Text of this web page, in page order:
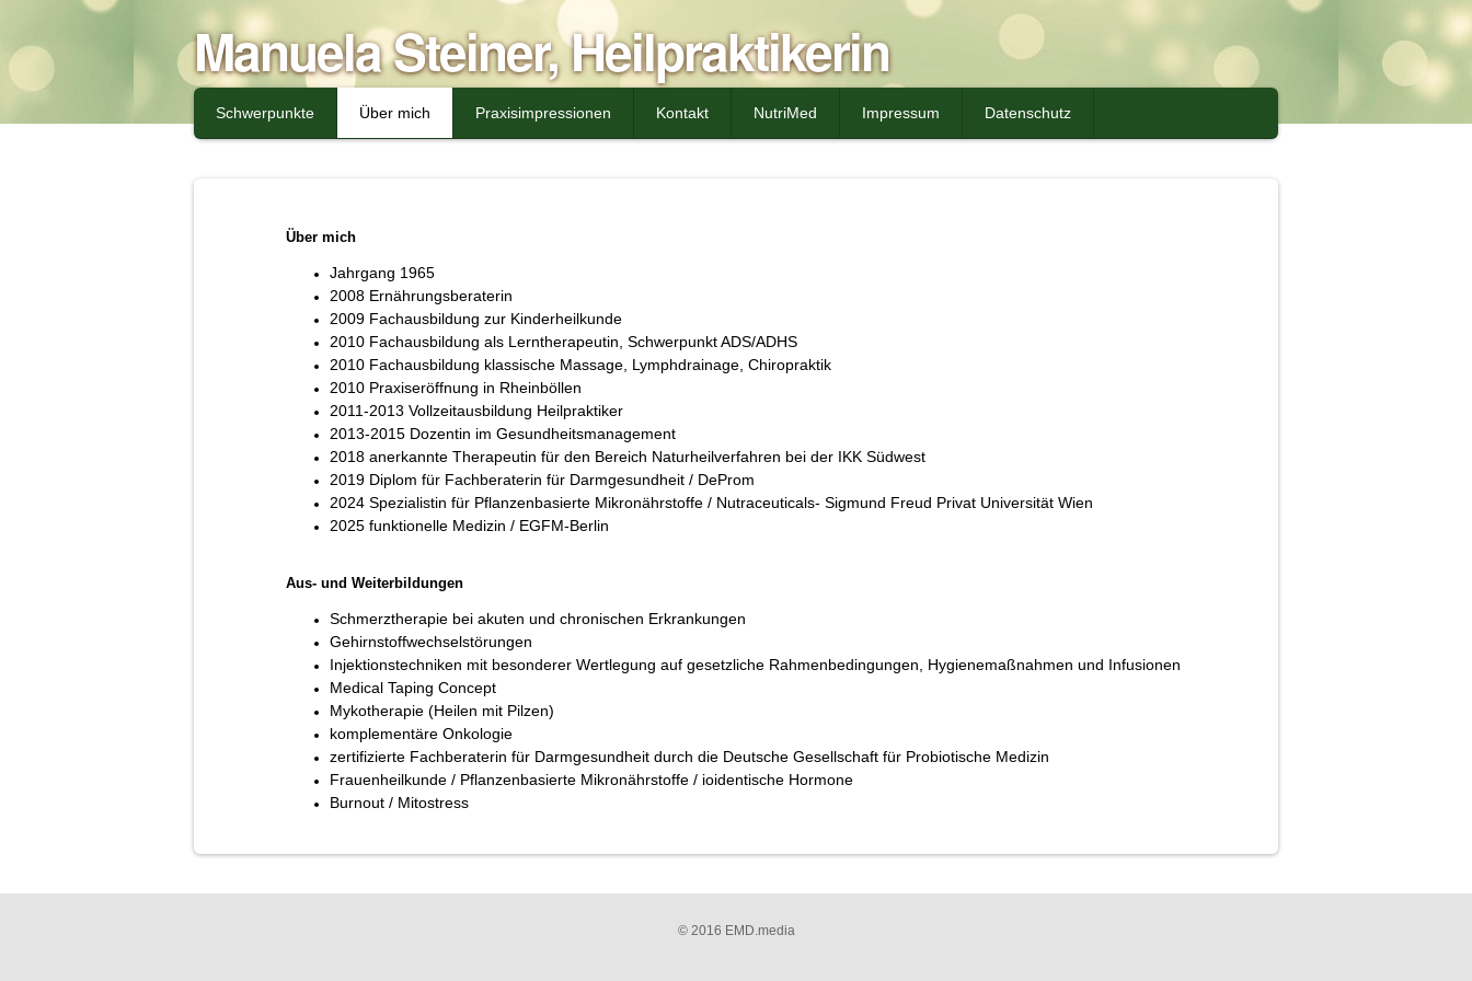
Manuela Steiner, Heilpraktikerin
Schwerpunkte Über mich Praxisimpressionen Kontakt NutriMed Impressum Datenschutz
Über mich
Jahrgang 1965
2008 Ernährungsberaterin
2009 Fachausbildung zur Kinderheilkunde
2010 Fachausbildung als Lerntherapeutin, Schwerpunkt ADS/ADHS
2010 Fachausbildung klassische Massage, Lymphdrainage, Chiropraktik
2010 Praxiseröffnung in Rheinböllen
2011-2013 Vollzeitausbildung Heilpraktiker
2013-2015 Dozentin im Gesundheitsmanagement
2018 anerkannte Therapeutin für den Bereich Naturheilverfahren bei der IKK Südwest
2019 Diplom für Fachberaterin für Darmgesundheit / DeProm
2024 Spezialistin für Pflanzenbasierte Mikronährstoffe / Nutraceuticals- Sigmund Freud Privat Universität Wien
2025 funktionelle Medizin / EGFM-Berlin
Aus- und Weiterbildungen
Schmerztherapie bei akuten und chronischen Erkrankungen
Gehirnstoffwechselstörungen
Injektionstechniken mit besonderer Wertlegung auf gesetzliche Rahmenbedingungen, Hygienemaßnahmen und Infusionen
Medical Taping Concept
Mykotherapie (Heilen mit Pilzen)
komplementäre Onkologie
zertifizierte Fachberaterin für Darmgesundheit durch die Deutsche Gesellschaft für Probiotische Medizin
Frauenheilkunde / Pflanzenbasierte Mikronährstoffe / ioidentische Hormone
Burnout / Mitostress
© 2016 EMD.media